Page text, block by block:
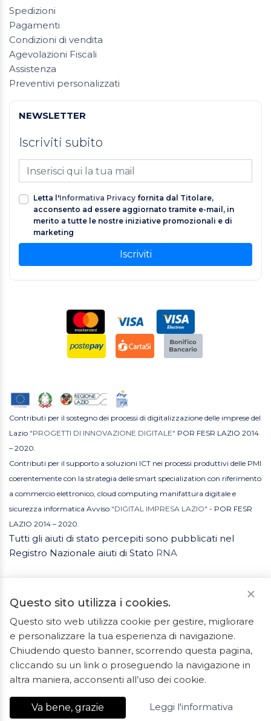
Spedizioni
Pagamenti
Condizioni di vendita
Agevolazioni Fiscali
Assistenza
Preventivi personalizzati
NEWSLETTER
Iscriviti subito
Letta l'Informativa Privacy fornita dal Titolare,
acconsento ad essere aggiornato tramite e-mail, in
merito a tutte le nostre iniziative promozionali e di
marketing
Iscriviti
Contributi per il sostegno dei processi di digitalizzazione delle imprese del
Lazio "PROGETTI DI INNOVAZIONE DIGITALE" POR FESR LAZIO 2014
– 2020.
Contributi per il supporto a soluzioni ICT nei processi produttivi delle PMI
coerentemente con la strategia delle smart specialization con riferimento
a commercio elettronico, cloud computing manifattura digitale e
sicurezza informatica Avviso "DIGITAL IMPRESA LAZIO" - POR FESR
LAZIO 2014 – 2020.
Tutti gli aiuti di stato percepiti sono pubblicati nel
Registro Nazionale aiuti di Stato RNA
2023 © Tutti i diritti riservati. ArredoBagno.shop è un
marchio registrato.
Ceramiche Marrocco - Via Ponte Gagliardo 34 - 04022
Export Digitale| E-commerce Business Suite
Questo sito utilizza i cookies.
Questo sito web utilizza cookie per gestire, migliorare
e personalizzare la tua esperienza di navigazione.
Chiudendo questo banner, scorrendo questa pagina,
cliccando su un link o proseguendo la navigazione in
altra maniera, acconsenti all’uso dei cookie.
Va bene, grazie Leggi l'informativa